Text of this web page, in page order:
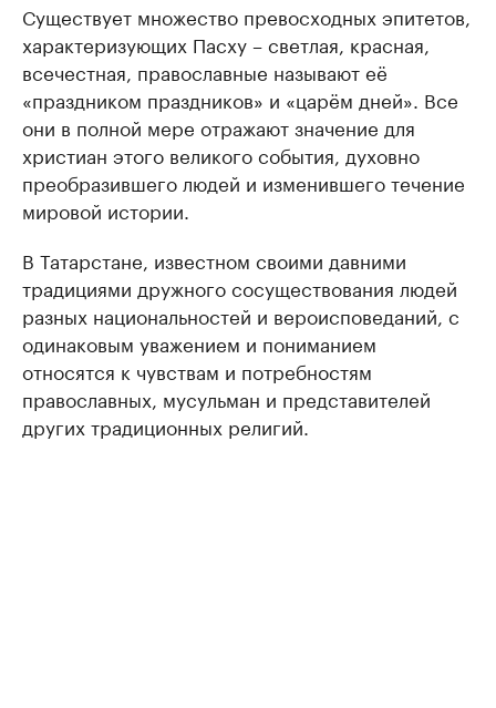
Существует множество превосходных эпитетов,
характеризующих Пасху – светлая, красная,
всечестная, православные называют её
«праздником праздников» и «царём дней». Все
они в полной мере отражают значение для
христиан этого великого события, духовно
преобразившего людей и изменившего течение
мировой истории.
В Татарстане, известном своими давними
традициями дружного сосуществования людей
разных национальностей и вероисповеданий, с
одинаковым уважением и пониманием
относятся к чувствам и потребностям
православных, мусульман и представителей
других традиционных религий.